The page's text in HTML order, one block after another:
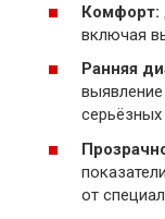
Комфорт:
включая
Ранняя
от